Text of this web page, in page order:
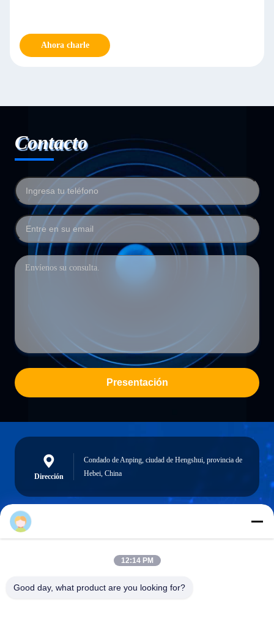
Ahora charle
Contacto
Presentación
Dirección
Condado de Anping, ciudad de Hengshui, provincia de
Hebei, China
12:14 PM
Good day, what product are you looking for?